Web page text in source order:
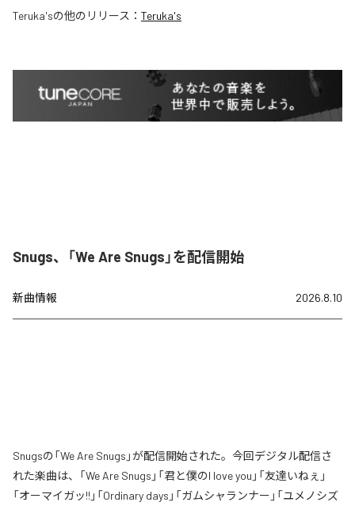
Teruka'sの他のリリース： Teruka's
Snugs、「We Are Snugs」を配信開始
新曲情報 2026.8.10
Snugsの「We Are Snugs」が配信開始された。今回デジタル配信さ
れた楽曲は、「We Are Snugs」「君と僕のI love you」「友達いねぇ」
「オーマイガッ!!」「Ordinary days」「ガムシャランナー」「ユメノシズ